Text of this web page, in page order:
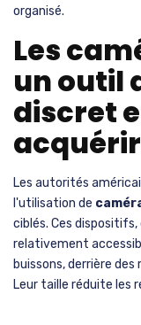
organisé.
Les
un outil
discret
acquérir
Les autorités
l'utilisation de
ciblés. Ces
relativement
buissons, derrière
Leur taille réduite les